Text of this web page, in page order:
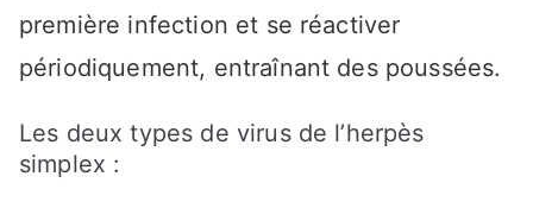
première infection et se réactiver
périodiquement, entraînant des poussées.
Les deux types de virus de l’herpès
simplex :